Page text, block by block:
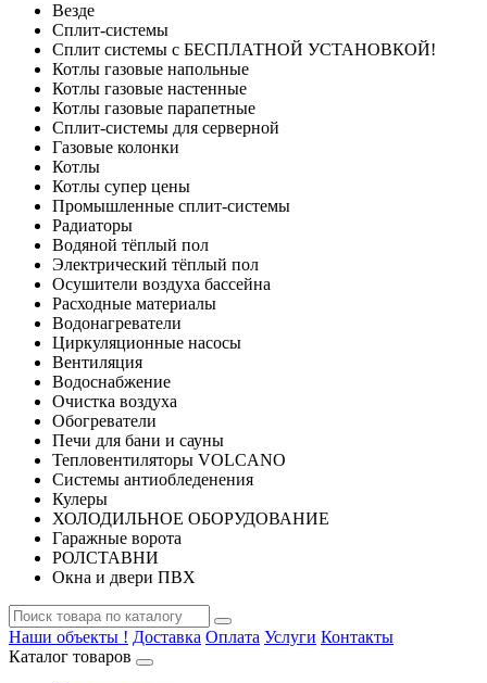
Везде
Сплит-системы
Сплит системы с БЕСПЛАТНОЙ УСТАНОВКОЙ!
Котлы газовые напольные
Котлы газовые настенные
Котлы газовые парапетные
Сплит-системы для серверной
Газовые колонки
Котлы
Котлы супер цены
Промышленные сплит-системы
Радиаторы
Водяной тёплый пол
Электрический тёплый пол
Осушители воздуха бассейна
Расходные материалы
Водонагреватели
Циркуляционные насосы
Вентиляция
Водоснабжение
Очистка воздуха
Обогреватели
Печи для бани и сауны
Тепловентиляторы VOLCANO
Системы антиобледенения
Кулеры
ХОЛОДИЛЬНОЕ ОБОРУДОВАНИЕ
Гаражные ворота
РОЛСТАВНИ
Окна и двери ПВХ
Наши объекты ! Доставка Оплата Услуги Контакты
Каталог товаров